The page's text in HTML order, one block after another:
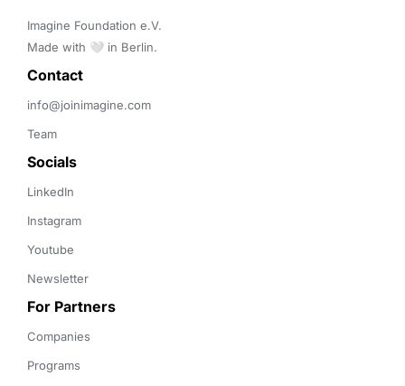
Imagine Foundation e.V.
Made with 🤍 in Berlin.
Contact
info@joinimagine.com
Team
Socials
LinkedIn
Instagram
Youtube
Newsletter
For Partners
Companies
Programs